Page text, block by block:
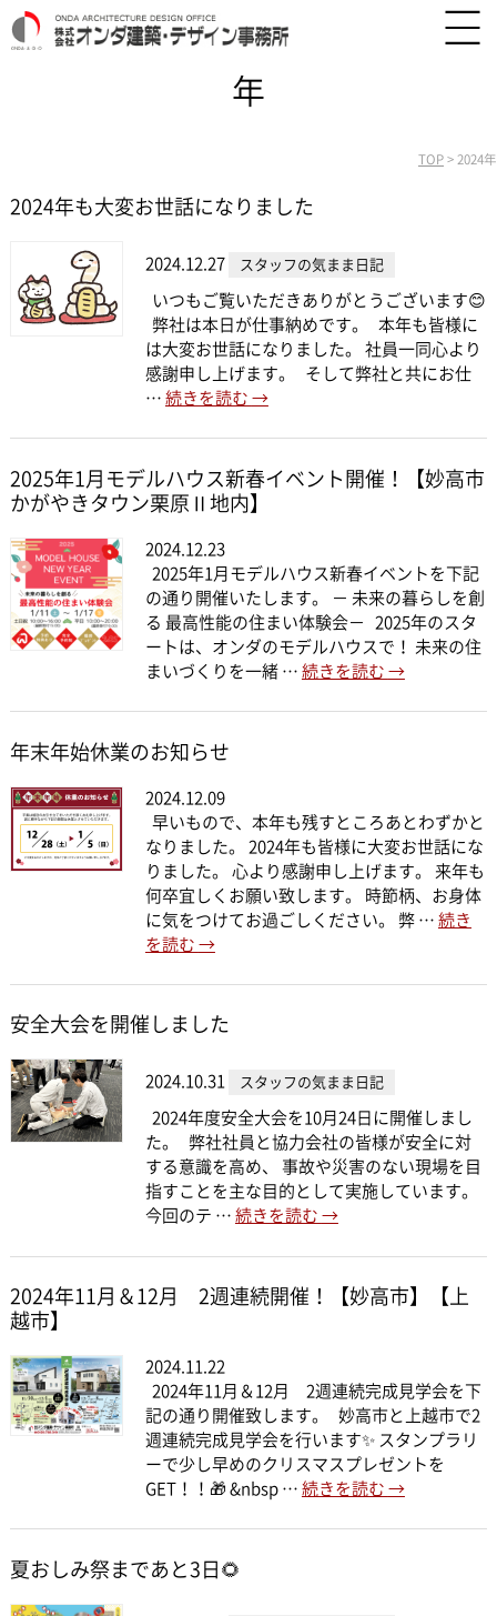
年
TOP > 2024年
2024年も大変お世話になりました
2024.12.27 スタッフの気まま日記
いつもご覧いただきありがとうございます😊
弊社は本日が仕事納めです。 本年も皆様に
は大変お世話になりました。 社員一同心より
感謝申し上げます。 そして弊社と共にお仕
… 続きを読む →
2025年1月モデルハウス新春イベント開催！【妙高市
かがやきタウン栗原Ⅱ地内】
2024.12.23
2025年1月モデルハウス新春イベントを下記
の通り開催いたします。 － 未来の暮らしを創
る 最高性能の住まい体験会－ 2025年のスタ
ートは、オンダのモデルハウスで！ 未来の住
まいづくりを一緒 … 続きを読む →
年末年始休業のお知らせ
2024.12.09
早いもので、本年も残すところあとわずかと
なりました。 2024年も皆様に大変お世話にな
りました。 心より感謝申し上げます。 来年も
何卒宜しくお願い致します。 時節柄、お身体
に気をつけてお過ごしください。 弊 … 続き
を読む →
安全大会を開催しました
2024.10.31 スタッフの気まま日記
2024年度安全大会を10月24日に開催しまし
た。 弊社社員と協力会社の皆様が安全に対
する意識を高め、 事故や災害のない現場を目
指すことを主な目的として実施しています。
今回のテ … 続きを読む →
2024年11月＆12月 2週連続開催！【妙高市】【上
越市】
2024.11.22
2024年11月＆12月 2週連続完成見学会を下
記の通り開催致します。 妙高市と上越市で2
週連続完成見学会を行います✨ スタンプラリ
ーで少し早めのクリスマスプレゼントを
GET！！🎁 &nbsp … 続きを読む →
夏おしみ祭まであと3日🌻